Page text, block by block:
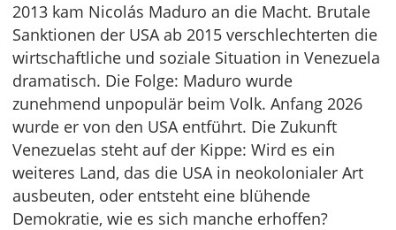
2013 kam Nicolás Maduro an die Macht. Brutale
Sanktionen der USA ab 2015 verschlechterten die
wirtschaftliche und soziale Situation in Venezuela
dramatisch. Die Folge: Maduro wurde
zunehmend unpopulär beim Volk. Anfang 2026
wurde er von den USA entführt. Die Zukunft
Venezuelas steht auf der Kippe: Wird es ein
weiteres Land, das die USA in neokolonialer Art
ausbeuten, oder entsteht eine blühende
Demokratie, wie es sich manche erhoffen?